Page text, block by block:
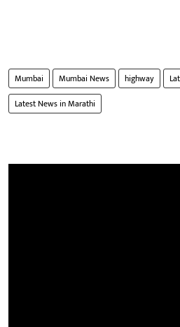
Mumbai Mumbai News highway
Latest News in Marathi